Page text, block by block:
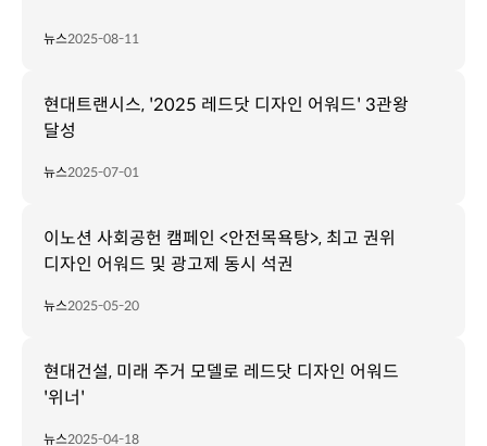
뉴스2025-08-11
현대트랜시스, '2025 레드닷 디자인 어워드' 3관왕
달성
뉴스2025-07-01
이노션 사회공헌 캠페인 <안전목욕탕>, 최고 권위
디자인 어워드 및 광고제 동시 석권
뉴스2025-05-20
현대건설, 미래 주거 모델로 레드닷 디자인 어워드
'위너'
뉴스2025-04-18